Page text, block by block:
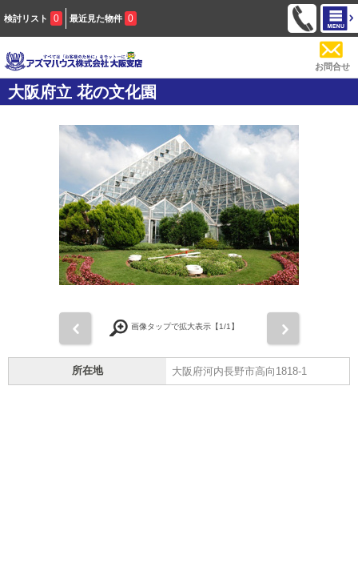
検討リスト 0 最近見た物件 0
お問合せ
大阪府立 花の文化園
画像タップで拡大表示【1/1】
所在地 大阪府河内長野市高向1818-1